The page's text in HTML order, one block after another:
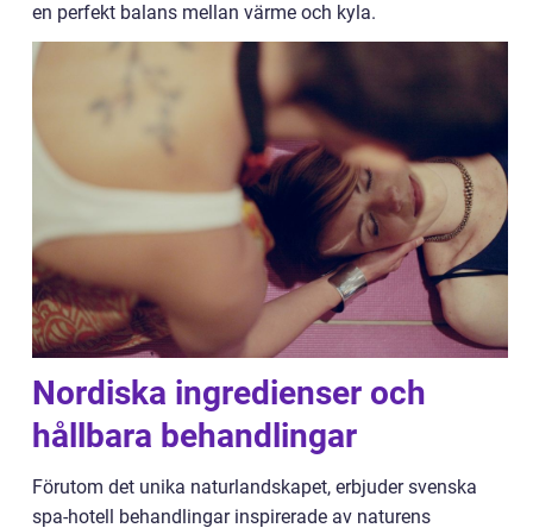
en perfekt balans mellan värme och kyla.
Nordiska ingredienser och
hållbara behandlingar
Förutom det unika naturlandskapet, erbjuder svenska
spa-hotell behandlingar inspirerade av naturens